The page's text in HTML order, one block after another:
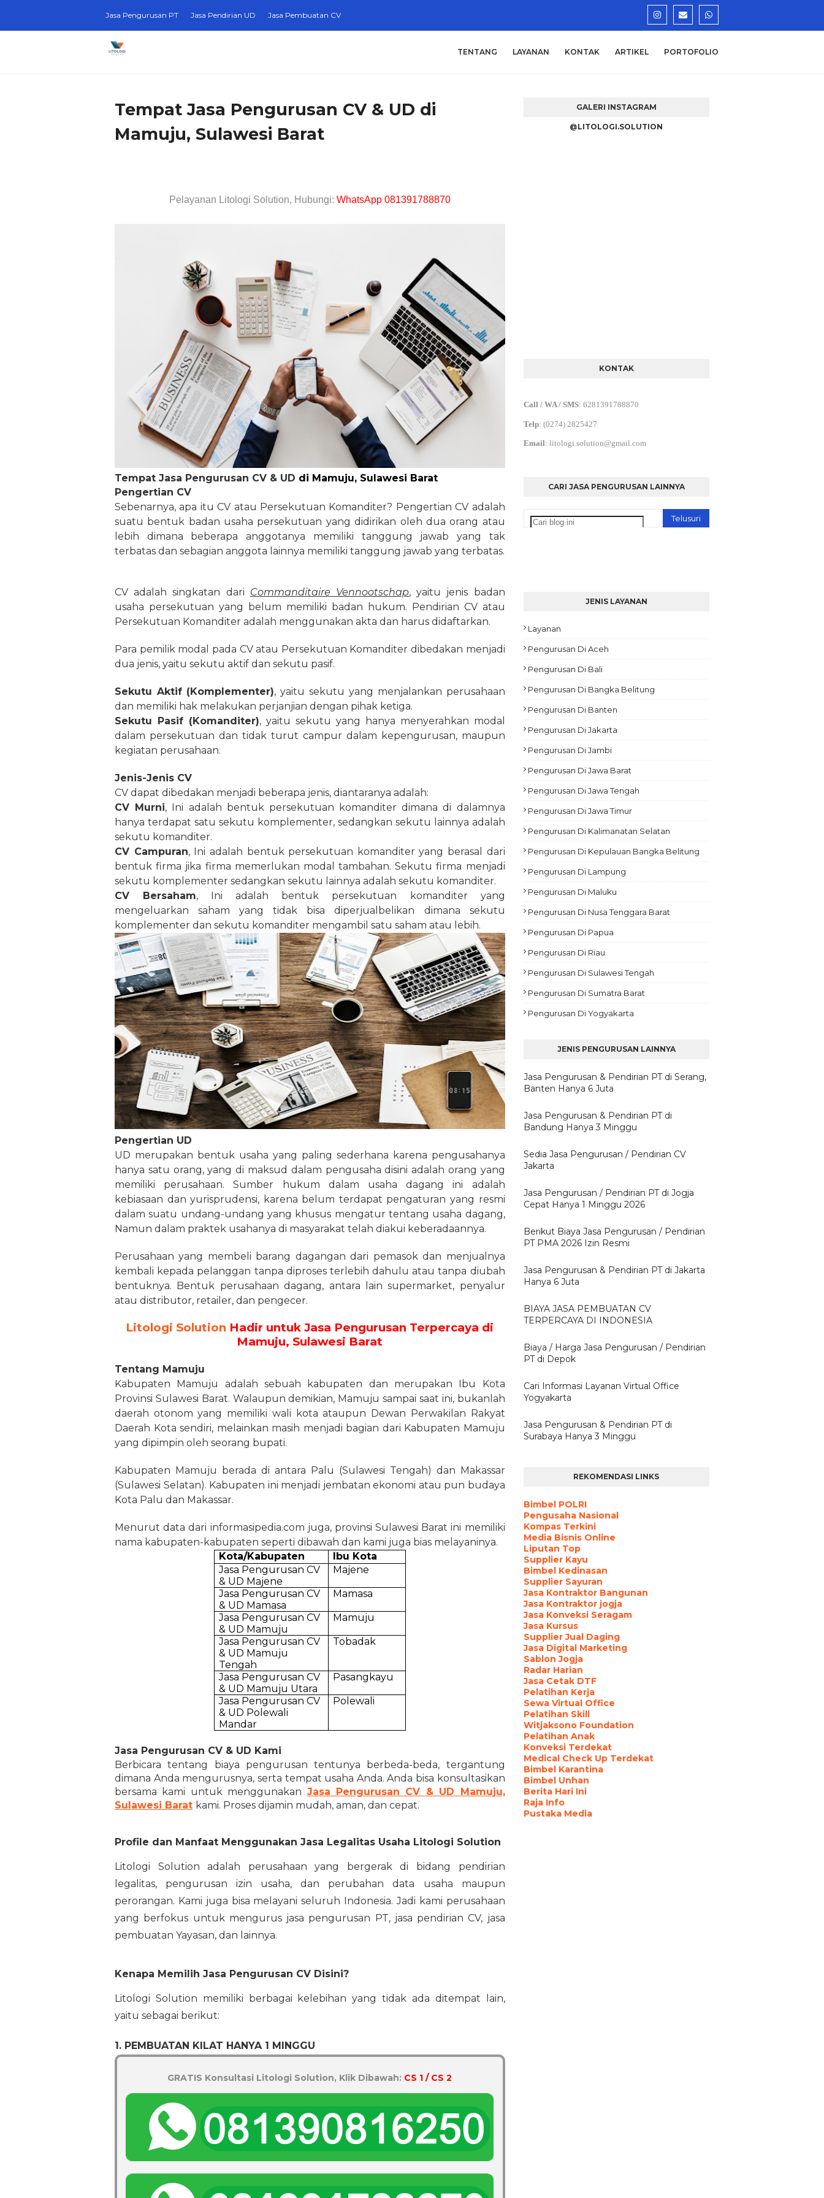
Jasa Pengurusan PT Jasa Pendirian UD Jasa Pembuatan CV
TENTANG LAYANAN KONTAK ARTIKEL PORTOFOLIO
Tempat Jasa Pengurusan CV & UD di
Mamuju, Sulawesi Barat
Pelayanan Litologi Solution, Hubungi: WhatsApp 081391788870
Tempat Jasa Pengurusan CV & UD di Mamuju, Sulawesi Barat
Pengertian CV
Sebenarnya, apa itu CV atau Persekutuan Komanditer? Pengertian CV adalah
suatu bentuk badan usaha persekutuan yang didirikan oleh dua orang atau
lebih dimana beberapa anggotanya memiliki tanggung jawab yang tak
terbatas dan sebagian anggota lainnya memiliki tanggung jawab yang terbatas.
CV adalah singkatan dari Commanditaire Vennootschap, yaitu jenis badan
usaha persekutuan yang belum memiliki badan hukum. Pendirian CV atau
Persekutuan Komanditer adalah menggunakan akta dan harus didaftarkan.
Para pemilik modal pada CV atau Persekutuan Komanditer dibedakan menjadi
dua jenis, yaitu sekutu aktif dan sekutu pasif.
Sekutu Aktif (Komplementer), yaitu sekutu yang menjalankan perusahaan
dan memiliki hak melakukan perjanjian dengan pihak ketiga.
Sekutu Pasif (Komanditer), yaitu sekutu yang hanya menyerahkan modal
dalam persekutuan dan tidak turut campur dalam kepengurusan, maupun
kegiatan perusahaan.
Jenis-Jenis CV
CV dapat dibedakan menjadi beberapa jenis, diantaranya adalah:
CV Murni, Ini adalah bentuk persekutuan komanditer dimana di dalamnya
hanya terdapat satu sekutu komplementer, sedangkan sekutu lainnya adalah
sekutu komanditer.
CV Campuran, Ini adalah bentuk persekutuan komanditer yang berasal dari
bentuk firma jika firma memerlukan modal tambahan. Sekutu firma menjadi
sekutu komplementer sedangkan sekutu lainnya adalah sekutu komanditer.
CV Bersaham, Ini adalah bentuk persekutuan komanditer yang
mengeluarkan saham yang tidak bisa diperjualbelikan dimana sekutu
komplementer dan sekutu komanditer mengambil satu saham atau lebih.
Pengertian UD
UD merupakan bentuk usaha yang paling sederhana karena pengusahanya
hanya satu orang, yang di maksud dalam pengusaha disini adalah orang yang
memiliki perusahaan. Sumber hukum dalam usaha dagang ini adalah
kebiasaan dan yurisprudensi, karena belum terdapat pengaturan yang resmi
dalam suatu undang-undang yang khusus mengatur tentang usaha dagang,
Namun dalam praktek usahanya di masyarakat telah diakui keberadaannya.
Perusahaan yang membeli barang dagangan dari pemasok dan menjualnya
kembali kepada pelanggan tanpa diproses terlebih dahulu atau tanpa diubah
bentuknya. Bentuk perusahaan dagang, antara lain supermarket, penyalur
atau distributor, retailer, dan pengecer.
Litologi Solution Hadir untuk Jasa Pengurusan Terpercaya di
Mamuju, Sulawesi Barat
Tentang Mamuju
Kabupaten Mamuju adalah sebuah kabupaten dan merupakan Ibu Kota
Provinsi Sulawesi Barat. Walaupun demikian, Mamuju sampai saat ini, bukanlah
daerah otonom yang memiliki wali kota ataupun Dewan Perwakilan Rakyat
Daerah Kota sendiri, melainkan masih menjadi bagian dari Kabupaten Mamuju
yang dipimpin oleh seorang bupati.
Kabupaten Mamuju berada di antara Palu (Sulawesi Tengah) dan Makassar
(Sulawesi Selatan). Kabupaten ini menjadi jembatan ekonomi atau pun budaya
Kota Palu dan Makassar.
Menurut data dari informasipedia.com juga, provinsi Sulawesi Barat ini memiliki
nama kabupaten-kabupaten seperti dibawah dan kami juga bias melayaninya.
Kota/Kabupaten
Ibu Kota
Jasa Pengurusan CV
& UD Majene
Majene
Jasa Pengurusan CV
& UD Mamasa
Mamasa
Jasa Pengurusan CV
& UD Mamuju
Mamuju
Jasa Pengurusan CV
& UD Mamuju
Tengah
Tobadak
Jasa Pengurusan CV
& UD Mamuju Utara
Pasangkayu
Jasa Pengurusan CV
& UD Polewali
Mandar
Polewali
Jasa Pengurusan CV & UD Kami
Berbicara tentang biaya pengurusan tentunya berbeda-beda, tergantung
dimana Anda mengurusnya, serta tempat usaha Anda. Anda bisa konsultasikan
bersama kami untuk menggunakan Jasa Pengurusan CV & UD Mamuju,
Sulawesi Barat kami. Proses dijamin mudah, aman, dan cepat.
Profile dan Manfaat Menggunakan Jasa Legalitas Usaha Litologi Solution
Litologi Solution adalah perusahaan yang bergerak di bidang pendirian
legalitas, pengurusan izin usaha, dan perubahan data usaha maupun
perorangan. Kami juga bisa melayani seluruh Indonesia. Jadi kami perusahaan
yang berfokus untuk mengurus jasa pengurusan PT, jasa pendirian CV, jasa
pembuatan Yayasan, dan lainnya.
Kenapa Memilih Jasa Pengurusan CV Disini?
Litologi Solution memiliki berbagai kelebihan yang tidak ada ditempat lain,
yaitu sebagai berikut:
1. PEMBUATAN KILAT HANYA 1 MINGGU
GRATIS Konsultasi Litologi Solution, Klik Dibawah: CS 1 / CS 2
GALERI INSTAGRAM
@LITOLOGI.SOLUTION
KONTAK
Call / WA / SMS: 6281391788870
Telp: (0274) 2825427
Email: litologi.solution@gmail.com
CARI JASA PENGURUSAN LAINNYA
JENIS LAYANAN
Layanan
Pengurusan Di Aceh
Pengurusan Di Bali
Pengurusan Di Bangka Belitung
Pengurusan Di Banten
Pengurusan Di Jakarta
Pengurusan Di Jambi
Pengurusan Di Jawa Barat
Pengurusan Di Jawa Tengah
Pengurusan Di Jawa Timur
Pengurusan Di Kalimanatan Selatan
Pengurusan Di Kepulauan Bangka Belitung
Pengurusan Di Lampung
Pengurusan Di Maluku
Pengurusan Di Nusa Tenggara Barat
Pengurusan Di Papua
Pengurusan Di Riau
Pengurusan Di Sulawesi Tengah
Pengurusan Di Sumatra Barat
Pengurusan Di Yogyakarta
JENIS PENGURUSAN LAINNYA
Jasa Pengurusan & Pendirian PT di Serang,
Banten Hanya 6 Juta
Jasa Pengurusan & Pendirian PT di
Bandung Hanya 3 Minggu
Sedia Jasa Pengurusan / Pendirian CV
Jakarta
Jasa Pengurusan / Pendirian PT di Jogja
Cepat Hanya 1 Minggu 2026
Berikut Biaya Jasa Pengurusan / Pendirian
PT PMA 2026 Izin Resmi
Jasa Pengurusan & Pendirian PT di Jakarta
Hanya 6 Juta
BIAYA JASA PEMBUATAN CV
TERPERCAYA DI INDONESIA
Biaya / Harga Jasa Pengurusan / Pendirian
PT di Depok
Cari Informasi Layanan Virtual Office
Yogyakarta
Jasa Pengurusan & Pendirian PT di
Surabaya Hanya 3 Minggu
REKOMENDASI LINKS
Bimbel POLRI
Pengusaha Nasional
Kompas Terkini
Media Bisnis Online
Liputan Top
Supplier Kayu
Bimbel Kedinasan
Supplier Sayuran
Jasa Kontraktor Bangunan
Jasa Kontraktor jogja
Jasa Konveksi Seragam
Jasa Kursus
Supplier Jual Daging
Jasa Digital Marketing
Sablon Jogja
Radar Harian
Jasa Cetak DTF
Pelatihan Kerja
Sewa Virtual Office
Pelatihan Skill
Witjaksono Foundation
Pelatihan Anak
Konveksi Terdekat
Medical Check Up Terdekat
Bimbel Karantina
Bimbel Unhan
Berita Hari Ini
Raja Info
Pustaka Media